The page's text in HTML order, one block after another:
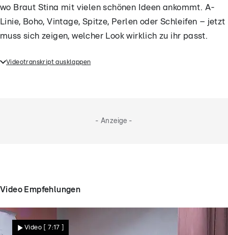
wo Braut Stina mit vielen schönen Ideen ankommt. A-
Linie, Boho, Vintage, Spitze, Perlen oder Schleifen – jetzt
muss sich zeigen, welcher Look wirklich zu ihr passt.
'Zwischen Tüll und Tränen' ist bei Melanie
welcher Look wirklich zu ihr passt.
Videotranskript ausklappen
- Anzeige -
Video Empfehlungen
Video [ 7:17 ]